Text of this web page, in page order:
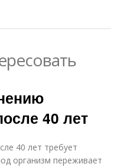
40 лет
40 лет требует
организм переживает